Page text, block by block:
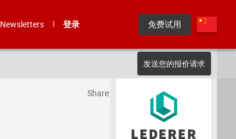
Newsletters 登录 免费试用
发送您的报价请求
Share